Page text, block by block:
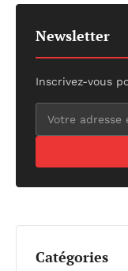
Newsletter
Inscrivez-vous
Catégories